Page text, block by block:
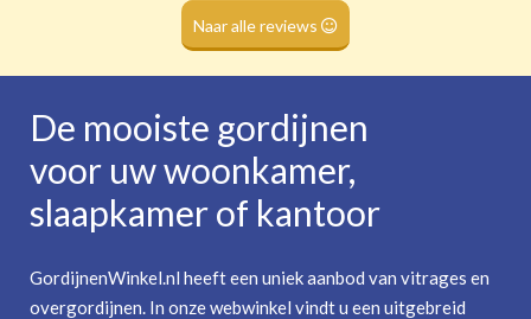
(dubbele tunnel)
Naar alle reviews
De mooiste gordijnen
voor uw woonkamer,
slaapkamer of kantoor
GordijnenWinkel.nl heeft een uniek aanbod van vitrages en
overgordijnen. In onze webwinkel vindt u een uitgebreid